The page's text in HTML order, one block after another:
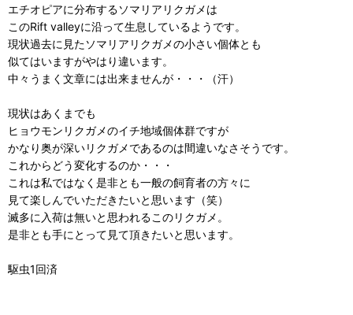
エチオピアに分布するソマリアリクガメは
このRift valleyに沿って生息しているようです。
現状過去に見たソマリアリクガメの小さい個体とも
似てはいますがやはり違います。
中々うまく文章には出来ませんが・・・（汗）
現状はあくまでも
ヒョウモンリクガメのイチ地域個体群ですが
かなり奥が深いリクガメであるのは間違いなさそうです。
これからどう変化するのか・・・
これは私ではなく是非とも一般の飼育者の方々に
見て楽しんでいただきたいと思います（笑）
滅多に入荷は無いと思われるこのリクガメ。
是非とも手にとって見て頂きたいと思います。
駆虫1回済